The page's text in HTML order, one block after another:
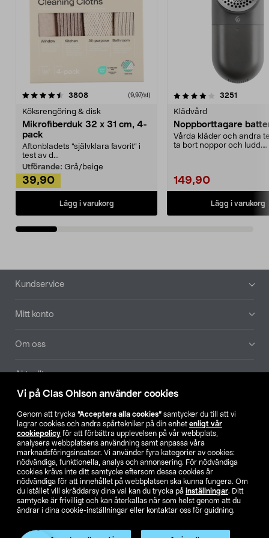
Vi på Clas Ohlson använder cookies
Genom att trycka ”Acceptera alla cookies” samtycker du till att vi
lagrar cookies och andra spårtekniker på din enhet enligt vår
cookiepolicy för att förbättra upplevelsen på vår webbplats,
analysera webbplatsens användning samt anpassa våra
marknadsföringsinsatser. Vi använder fyra kategorier av cookies:
nödvändiga, funktionella, analys och annonsering. För nödvändiga
cookies krävs inte ditt samtycke eftersom dessa cookies är
nödvändiga för att innehållet på webbplatsen ska kunna fungera. Om
du istället vill skräddarsy dina val kan du trycka på inställningar. Ditt
samtycke är frivilligt och kan återkallas när som helst genom att du
ändrar i dina cookie-inställningar eller kontaktar oss för guidning.
3808recensioner (9,97/st)
Köksrengöring & disk
Mikrofiberduk 32 x 31 cm, 4-
pack
Aftonbladets "självklara favorit” i
test av d...
Utförande: Grå/beige
39,90
Lägg i varukorg
4.0av 5 stjärnor 3251
Klädvård
Noppborttagare
Vårda kläder och andra
ta bort noppor och ludd.
149,90
Lägg i varukorg
4.5av 5 stjärnor
Sidfot
Kundservice
Mitt konto
Om oss
Aktuellt
Hitta butik
SE NO FI